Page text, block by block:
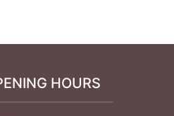
HOURS